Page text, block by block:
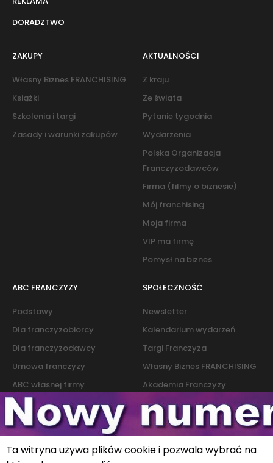
DORADZTWO
ZAKUPY
Własny Biznes FRANCHISING
Książki
Szkolenia i targi
Zasady i warunki zakupów
AKTUALNOŚCI
Z kraju
Ze świata
Pytanie tygodnia
Wydarzenia
Polska Organizacja
Franczyzodawców
Firma (filmy o biznesie)
Mój franchising
Moja firma
VIP ma firmę
Pomysł na biznes
ABC FRANCZYZY
Podstawy
Dla franczyzobiorcy
Dla franczyzodawcy
Umowa franczyzy
ABC własnej firmy
Słownik franczyzy i biznesu
SPOŁECZNOŚĆ
Newsletter
Kalendarium wydarzeń
Targi Franczyza
Własny Biznes FRANCHISING
Akademia Franczyzy
Marketing
Kontakt
Ta witryna używa plików cookie i pozwala wybrać na